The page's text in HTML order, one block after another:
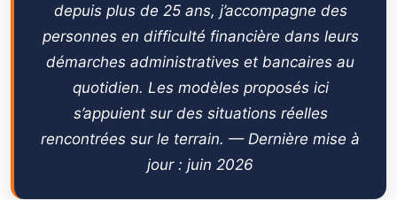
depuis plus de 25 ans, j’accompagne des
personnes en difficulté financière dans leurs
démarches administratives et bancaires au
quotidien. Les modèles proposés ici
s’appuient sur des situations réelles
rencontrées sur le terrain. — Dernière mise à
jour : juin 2026